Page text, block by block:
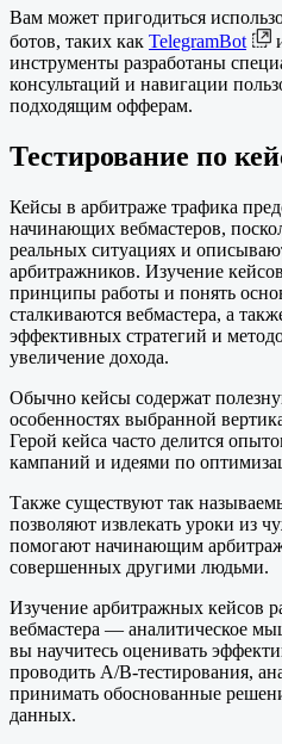
Вам может пригодиться
ботов, таких как TelegramBot
инструменты разработаны
консультаций и навигации
подходящим офферам.
Тестирование по
Кейсы в арбитраже трафика
начинающих вебмастеров,
реальных ситуациях и
арбитражников. Изучение
принципы работы и понять
сталкиваются вебмастера, а
эффективных стратегий и
увеличение дохода.
Обычно кейсы содержат
особенностях выбранной
Герой кейса часто делится
кампаний и идеями по
Также существуют так
позволяют извлекать уроки из
помогают начинающим
совершенных другими людьми.
Изучение арбитражных кейсов
вебмастера — аналитическое
вы научитесь оценивать
проводить A/B-тестирования,
принимать обоснованные
данных.